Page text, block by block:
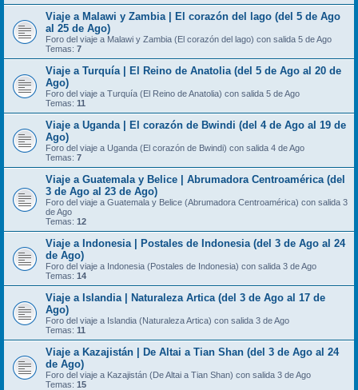
Viaje a Malawi y Zambia | El corazón del lago (del 5 de Ago
al 25 de Ago)
Foro del viaje a Malawi y Zambia (El corazón del lago) con salida 5 de Ago
Temas: 7
Viaje a Turquía | El Reino de Anatolia (del 5 de Ago al 20 de
Ago)
Foro del viaje a Turquía (El Reino de Anatolia) con salida 5 de Ago
Temas: 11
Viaje a Uganda | El corazón de Bwindi (del 4 de Ago al 19 de
Ago)
Foro del viaje a Uganda (El corazón de Bwindi) con salida 4 de Ago
Temas: 7
Viaje a Guatemala y Belice | Abrumadora Centroamérica (del
3 de Ago al 23 de Ago)
Foro del viaje a Guatemala y Belice (Abrumadora Centroamérica) con salida 3
de Ago
Temas: 12
Viaje a Indonesia | Postales de Indonesia (del 3 de Ago al 24
de Ago)
Foro del viaje a Indonesia (Postales de Indonesia) con salida 3 de Ago
Temas: 14
Viaje a Islandia | Naturaleza Artica (del 3 de Ago al 17 de
Ago)
Foro del viaje a Islandia (Naturaleza Artica) con salida 3 de Ago
Temas: 11
Viaje a Kazajistán | De Altai a Tian Shan (del 3 de Ago al 24
de Ago)
Foro del viaje a Kazajistán (De Altai a Tian Shan) con salida 3 de Ago
Temas: 15